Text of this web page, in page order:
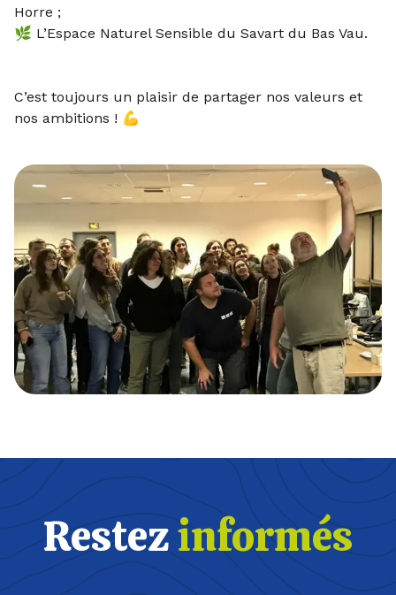
Horre ;
🌿 L’Espace Naturel Sensible du Savart du Bas Vau.
C’est toujours un plaisir de partager nos valeurs et
nos ambitions ! 💪
Restezinformés